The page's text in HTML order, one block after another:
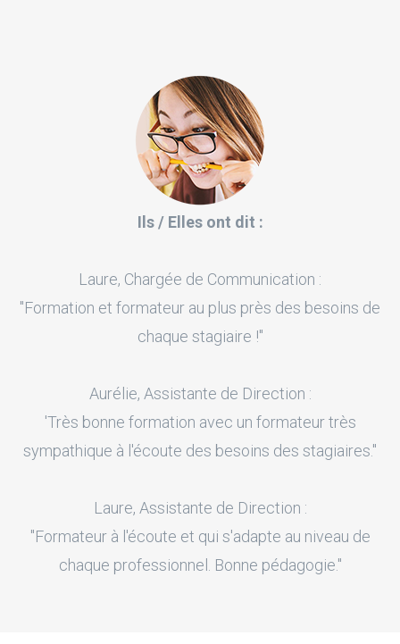
Ils / Elles ont dit :
Laure, Chargée de Communication :
"Formation et formateur au plus près des besoins de
chaque stagiaire !"
Aurélie, Assistante de Direction :
'Très bonne formation avec un formateur très
sympathique à l'écoute des besoins des stagiaires."
Laure, Assistante de Direction :
"Formateur à l'écoute et qui s'adapte au niveau de
chaque professionnel. Bonne pédagogie."